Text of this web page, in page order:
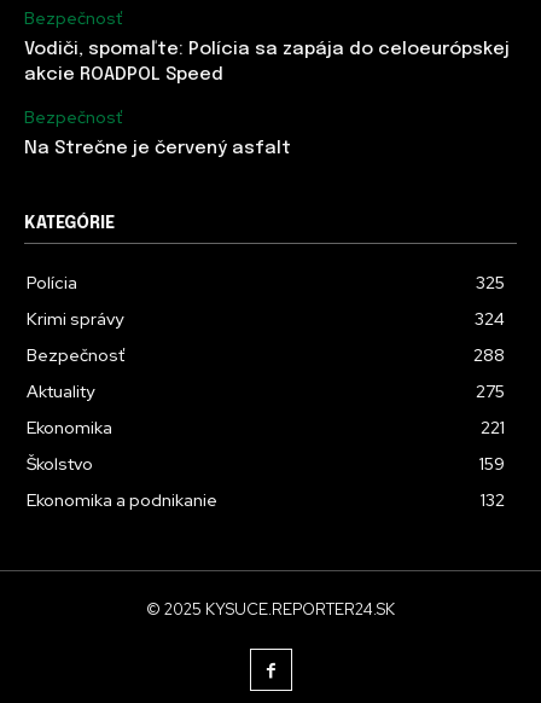
Bezpečnosť
Vodiči, spomaľte: Polícia sa zapája do celoeurópskej
akcie ROADPOL Speed
Bezpečnosť
Na Strečne je červený asfalt
KATEGÓRIE
Polícia
325
Krimi správy
324
Bezpečnosť
288
Aktuality
275
Ekonomika
221
Školstvo
159
Ekonomika a podnikanie
132
© 2025 KYSUCE.REPORTER24.SK